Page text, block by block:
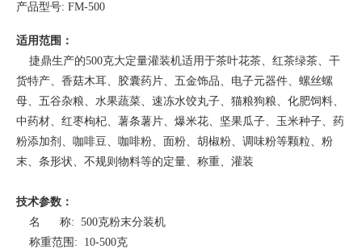
产品型号: FM-500
适用范围：
捷鼎生产的500克大定量灌装机适用于茶叶花茶、红茶绿茶、干
货特产、香菇木耳、胶囊药片、五金饰品、电子元器件、螺丝螺
母、五谷杂粮、水果蔬菜、速冻水饺丸子、猫粮狗粮、化肥饲料、
中药材、红枣枸杞、薯条薯片、爆米花、坚果瓜子、玉米种子、药
粉添加剂、咖啡豆、咖啡粉、面粉、胡椒粉、调味粉等颗粒、粉
末、条形状、不规则物料等的定量、称重、灌装
技术参数：
名 称: 500克粉末分装机
称重范围: 10-500克